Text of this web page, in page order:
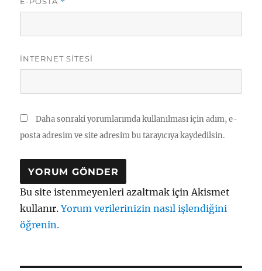
İNTERNET SITESI
Daha sonraki yorumlarımda kullanılması için adım, e-
posta adresim ve site adresim bu tarayıcıya kaydedilsin.
Bu site istenmeyenleri azaltmak için Akismet
kullanır.Yorum verilerinizin nasıl işlendiğini
öğrenin.